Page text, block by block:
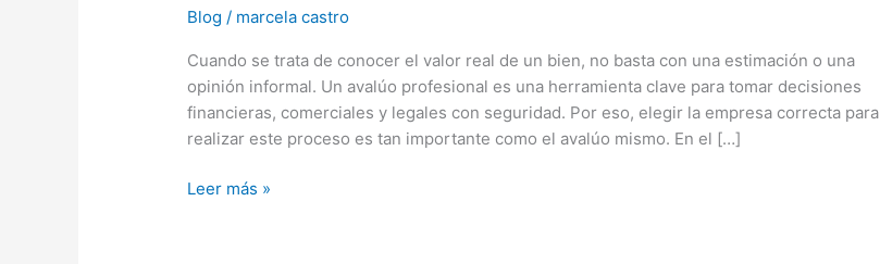
Blog / marcela castro
Cuando se trata de conocer el valor real de un bien, no basta con una estimación o una
opinión informal. Un avalúo profesional es una herramienta clave para tomar decisiones
financieras, comerciales y legales con seguridad. Por eso, elegir la empresa correcta para
realizar este proceso es tan importante como el avalúo mismo. En el […]
Leer más »